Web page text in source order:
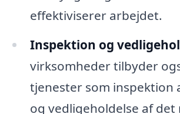
effektiviserer arbejdet.
Inspektion og
virksomheder tilbyder
tjenester som inspektion
og vedligeholdelse af det